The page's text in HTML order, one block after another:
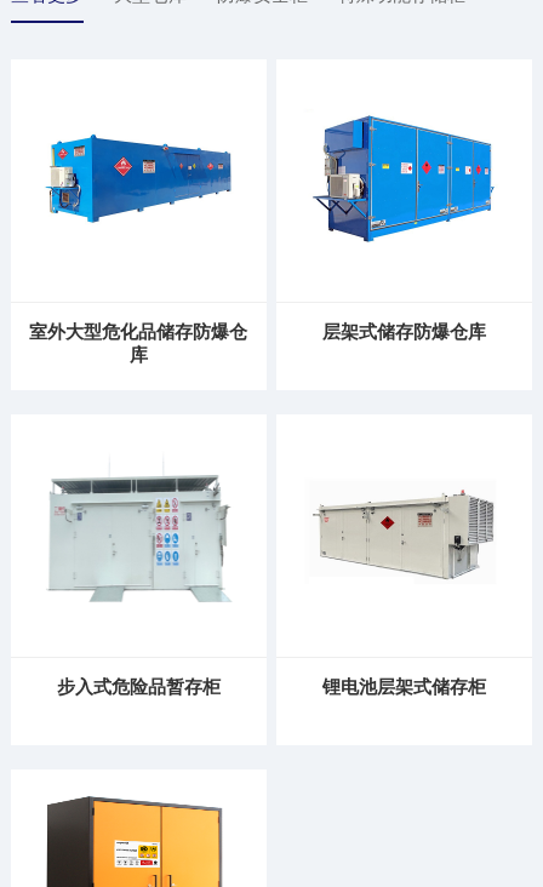
室外大型危化品储存防爆仓
库
层架式储存防爆仓库
步入式危险品暂存柜 锂电池层架式储存柜